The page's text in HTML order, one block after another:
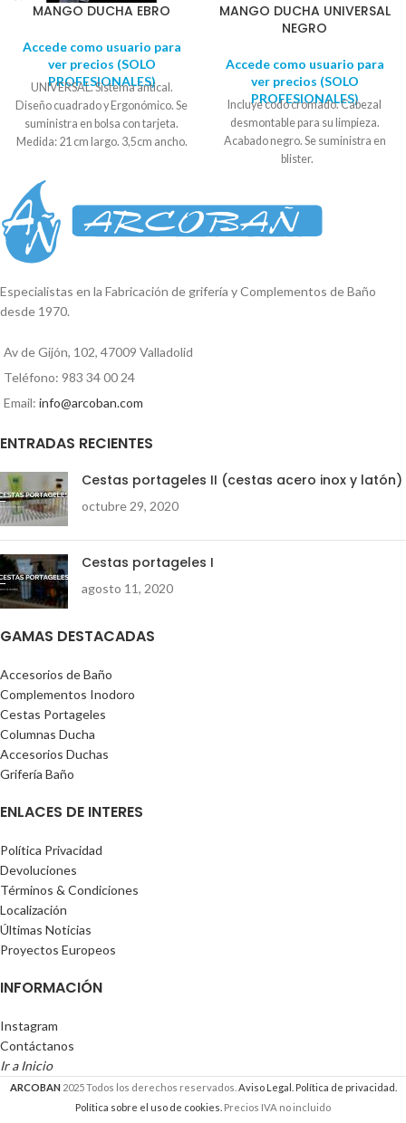
MANGO DUCHA EBRO
Accede como usuario para
ver precios (SOLO
PROFESIONALES)
UNIVERSAL. Sistema antical.
Diseño cuadrado y Ergonómico. Se
suministra en bolsa con tarjeta.
Medida: 21 cm largo. 3,5cm ancho.
MANGO DUCHA UNIVERSAL
NEGRO
Accede como usuario para
ver precios (SOLO
PROFESIONALES)
Incluye codo cromado. Cabezal
desmontable para su limpieza.
Acabado negro. Se suministra en
blister.
Especialistas en la Fabricación de grifería y Complementos de Baño
desde 1970.
Av de Gijón, 102, 47009 Valladolid
Teléfono: 983 34 00 24
Email: info@arcoban.com
ENTRADAS RECIENTES
Cestas portageles II (cestas acero inox y latón)
octubre 29, 2020
Cestas portageles I
agosto 11, 2020
GAMAS DESTACADAS
Accesorios de Baño
Complementos Inodoro
Cestas Portageles
Columnas Ducha
Accesorios Duchas
Grifería Baño
ENLACES DE INTERES
Política Privacidad
Devoluciones
Términos & Condiciones
Localización
Últimas Noticias
Proyectos Europeos
INFORMACIÓN
Instagram
Contáctanos
Ir a Inicio
ARCOBAN 2025 Todos los derechos reservados. Aviso Legal. Política de privacidad.
Política sobre el uso de cookies. Precios IVA no incluido